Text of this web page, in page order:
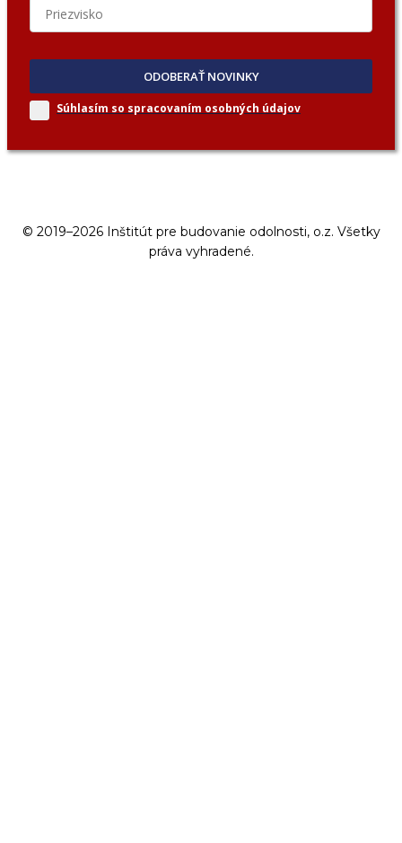
ODOBERAŤ NOVINKY
Súhlasím so spracovaním osobných údajov
© 2019–2026 Inštitút pre budovanie odolnosti, o.z. Všetky
práva vyhradené.